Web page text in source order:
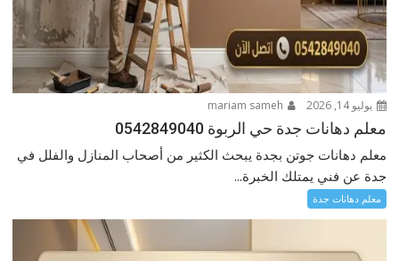
يوليو 14, 2026
معلم دهانات جدة حي الربوة 0542849040
معلم دهانات جوتن بجدة يبحث الكثير من أصحاب المنازل والفلل في
جدة عن فني يمتلك الخبرة...
معلم دهانات جدة